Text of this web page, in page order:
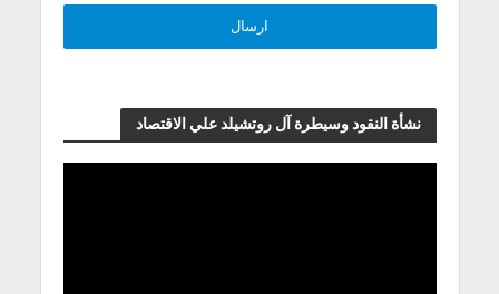
نشأة النقود وسيطرة آل روتشيلد علي الاقتصاد